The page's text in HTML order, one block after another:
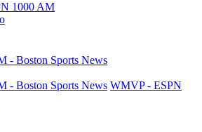
1000 AM
- Boston Sports News
- Boston Sports News WMVP - ESPN